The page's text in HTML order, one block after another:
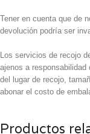
Tener en cuenta que de
devolución podría ser
Los servicios de recojo
ajenos a responsabilidad
del lugar de recojo,
abonar el costo de
Productos